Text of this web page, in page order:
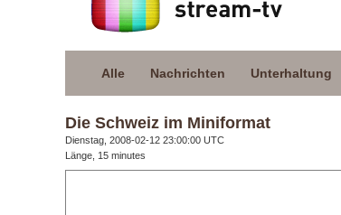
Alle Nachrichten Unterhaltung
Die Schweiz im Miniformat
Dienstag, 2008-02-12 23:00:00 UTC
Länge, 15 minutes